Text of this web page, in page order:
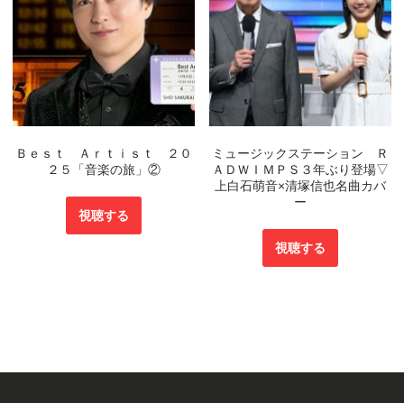
Ｂｅｓｔ Ａｒｔｉｓｔ ２０
２５「音楽の旅」②
視聴する
ミュージックステーション Ｒ
ＡＤＷＩＭＰＳ３年ぶり登場▽
上白石萌音×清塚信也名曲カバ
ー
視聴する